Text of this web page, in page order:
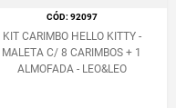
:92097
KIT CARIMBO HELLO KITTY -
MALETA C/ 8 CARIMBOS + 1
ALMOFADA - LEO&LEO